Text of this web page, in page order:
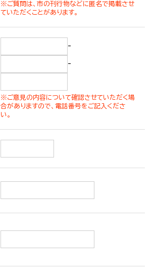
※ご質問は、市の刊行物などに匿名で掲載させ
ていただくことがあります。
-
-
※ご意見の内容について確認させていただく場
合がありますので、電話番号をご記入くださ
い。